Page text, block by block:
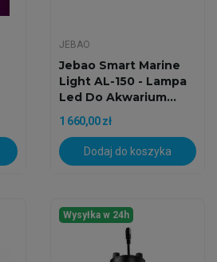
JEBAO
Jebao Smart Marine
Light AL-150 - Lampa
Led Do Akwarium...
1 660,00 zł
Dodaj do koszyka
Wysyłka w 24h